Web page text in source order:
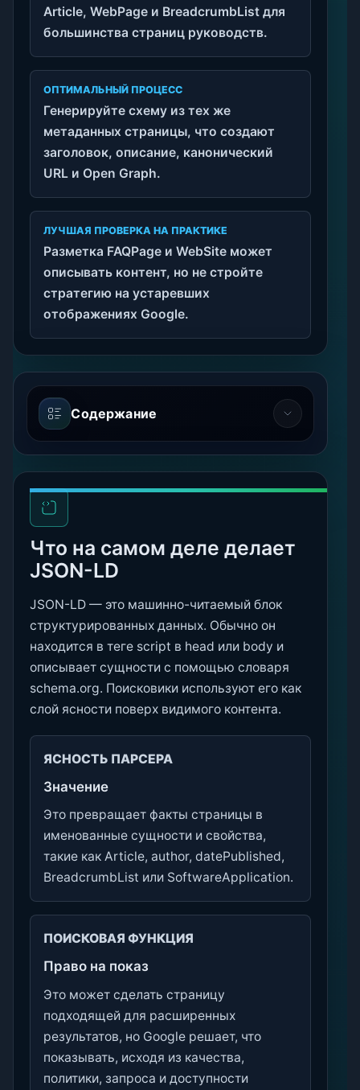
Article, WebPage и BreadcrumbList для
большинства страниц руководств.
ОПТИМАЛЬНЫЙ ПРОЦЕСС
Генерируйте схему из тех же
метаданных страницы, что создают
заголовок, описание, канонический
URL и Open Graph.
ЛУЧШАЯ ПРОВЕРКА НА ПРАКТИКЕ
Разметка FAQPage и WebSite может
описывать контент, но не стройте
стратегию на устаревших
отображениях Google.
Содержание
Что на самом деле делает
JSON-LD
JSON-LD — это машинно-читаемый блок
структурированных данных. Обычно он
находится в теге script в head или body и
описывает сущности с помощью словаря
schema.org. Поисковики используют его как
слой ясности поверх видимого контента.
ЯСНОСТЬ ПАРСЕРА
Значение
Это превращает факты страницы в
именованные сущности и свойства,
такие как Article, author, datePublished,
BreadcrumbList или SoftwareApplication.
ПОИСКОВАЯ ФУНКЦИЯ
Право на показ
Это может сделать страницу
подходящей для расширенных
результатов, но Google решает, что
показывать, исходя из качества,
политики, запроса и доступности